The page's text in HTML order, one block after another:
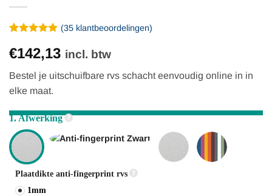
4.91op 5
gebaseerd
op
klantbeoordelingen
(35klantbeoordelingen)
€142,13 incl. btw
Bestel je uitschuifbare rvs schacht eenvoudig online in in
elke maat.
1. Afwerking
Plaatdikte anti-fingerprint rvs
1mm